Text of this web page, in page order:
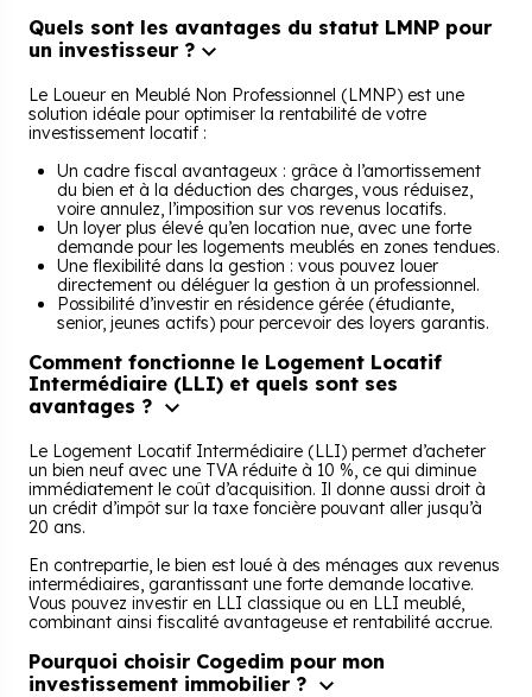
Quels sont les avantages du statut LMNP pour
un investisseur ?
Le Loueur en Meublé Non Professionnel (LMNP) est une
solution idéale pour optimiser la rentabilité de votre
investissement locatif :
Un cadre fiscal avantageux : grâce à l’amortissement
du bien et à la déduction des charges, vous réduisez,
voire annulez, l’imposition sur vos revenus locatifs.
Un loyer plus élevé qu’en location nue, avec une forte
demande pour les logements meublés en zones tendues.
Une flexibilité dans la gestion : vous pouvez louer
directement ou déléguer la gestion à un professionnel.
Possibilité d’investir en résidence gérée (étudiante,
senior, jeunes actifs) pour percevoir des loyers garantis.
Comment fonctionne le Logement Locatif
Intermédiaire (LLI) et quels sont ses
avantages ?
Le Logement Locatif Intermédiaire (LLI) permet d’acheter
un bien neuf avec une TVA réduite à 10 %, ce qui diminue
immédiatement le coût d’acquisition. Il donne aussi droit à
un crédit d’impôt sur la taxe foncière pouvant aller jusqu’à
20 ans.
En contrepartie, le bien est loué à des ménages aux revenus
intermédiaires, garantissant une forte demande locative.
Vous pouvez investir en LLI classique ou en LLI meublé,
combinant ainsi fiscalité avantageuse et rentabilité accrue.
Pourquoi choisir Cogedim pour mon
investissement immobilier ?